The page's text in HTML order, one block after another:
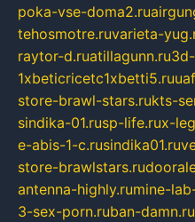
poka-vse-doma2.ru
tehosmotre.ruvarieta-
raytor-d.ruatillagunn.ru
1xbeticricetc1xbetti5.ru
store-brawl-stars.rukts-
sindika-01.rusp-life.rux-
e-abis-1-c.rusindika01.ru
store-brawlstars.ru
antenna-highly.rumine-
3-sex-porn.ruban-damn.ru